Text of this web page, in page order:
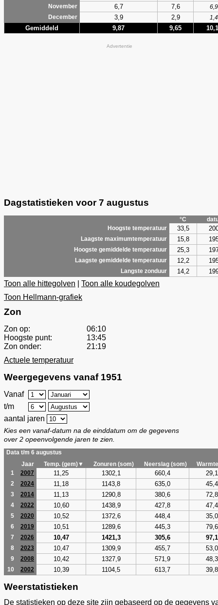
November
6,7 7,6
6,9
December
3,9 2,9 1,4
Gemiddeld 9,87 9,65
Advertentie
Dagstatistieken voor 7 augustus
°C
Hoogste temperatuur
33,5
Laagste maximumtemperatuur 15,8
Hoogste gemiddelde temperatuur 25,3
Laagste gemiddelde temperatuur 12,2
Langste zonduur 14,2
Toon alle hittegolven
Toon alle koudegolven
Toon Hellmann-grafiek
Zon
Zon op:
06:10
Hoogste punt:
13:45
Zon onder:
21:19
Actuele temperatuur
Weergegevens vanaf 1951
Vanaf
t/m
aantal jaren
Kies een vanaf-datum na de einddatum om de gegevens
over 2 opeenvolgende jaren te zien.
Data t/m 6 augustus
Jaar
Temp. (gem)▼ Zonuren (som) Neerslag (som)
1
2007 11,25 1302,1 660,4 29,1
2 2024 11,18 1143,8 635,0 45,4
3 2014 11,13 1290,8 380,6 72,8
4 2022 10,60 1438,9 427,8 47,4
5 2020 10,52 1372,6 448,4 35,0
6 2019 10,51 1289,6 445,3 79,6
7 2026 10,47 1421,3 305,6 97,1
8 2023 10,47 1309,9 455,7 53,0
9 2008 10,42 1327,9 571,9 48,3
10 2002 10,39 1104,5 613,7 39,8
Weerstatistieken
De statistieken op deze site zijn gebaseerd op de gegevens